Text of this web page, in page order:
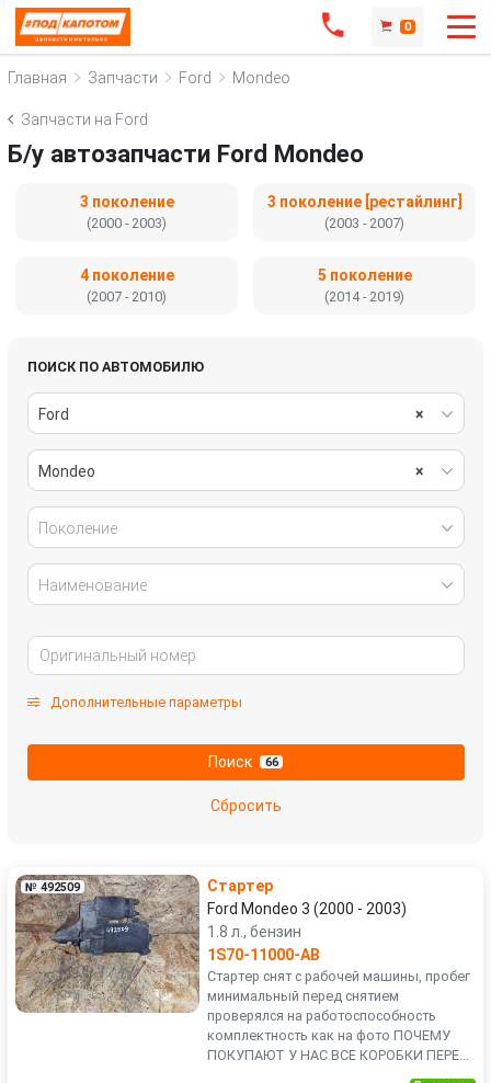
0
Главная Запчасти Ford Mondeo
Запчасти на Ford
Б/у автозапчасти Ford Mondeo
3 поколение
(2000 - 2003)
3 поколение [рестайлинг]
(2003 - 2007)
4 поколение
(2007 - 2010)
5 поколение
(2014 - 2019)
ПОИСК ПО АВТОМОБИЛЮ
×
Ford
×
Mondeo
Поколение
Наименование
Дополнительные параметры
Поиск 66
Сбросить
№ 492509
Стартер
Ford Mondeo 3 (2000 - 2003)
1.8 л., бензин
1S70-11000-AB
Стартер снят с рабочей машины, пробег
минимальный перед снятием
проверялся на работоспособность
комплектность как на фото ПОЧЕМУ
ПОКУПАЮТ У НАС ВСЕ КОРОБКИ ПЕРЕ...